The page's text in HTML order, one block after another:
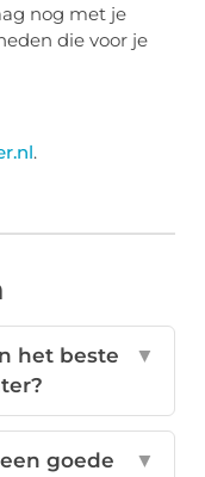
nog met je
die voor je
.
het beste
▼
goede
▼